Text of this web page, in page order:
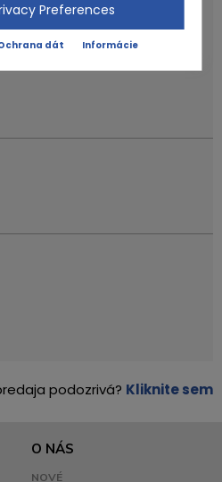
podozrivá? Kliknite sem
O NÁS
NOVÉ
Preferences
dát Informácie